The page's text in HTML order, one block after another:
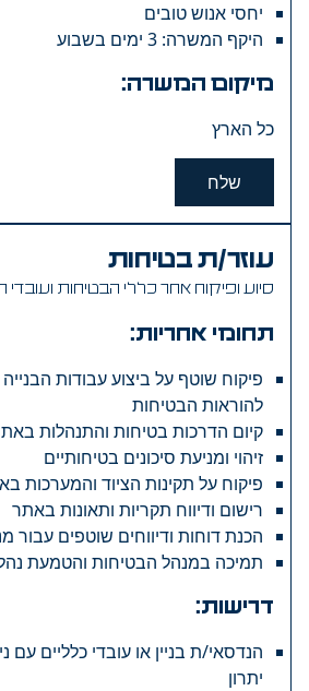
יחסי אנוש טובים
היקף המשרה: 3 ימים בשבוע
מיקום המשרה:
כל הארץ
שלח
עוזר/ת בטיחות
סיוע ופיקוח אחר כללי הבטיחות
תחומי אחריות:
פיקוח שוטף על ביצוע עבודות
להוראות הבטיחות
קיום הדרכות בטיחות והתנהלות
זיהוי ומניעת סיכונים בטיחותיים
פיקוח על תקינות הציוד והמערכות
רישום ודיווח תקריות ותאונות באתר
הכנת דוחות ודיווחים שוטפים עבור
תמיכה במנהל הבטיחות והטמעת
דרישות:
הנדסאי/ת בניין או עובדי כלליים עם
יתרון